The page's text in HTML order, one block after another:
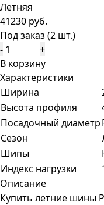
Летняя
41230 руб.
Под заказ (2 шт.)
-
+
В корзину
Характеристики
Ширина
Высота профиля
Посадочный диаметр
Сезон
Шипы
Индекс нагрузки
Описание
Купить летние шины